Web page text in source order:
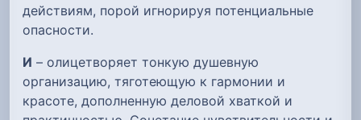
действиям, порой игнорируя потенциальные
опасности.
И – олицетворяет тонкую душевную
организацию, тяготеющую к гармонии и
красоте, дополненную деловой хваткой и